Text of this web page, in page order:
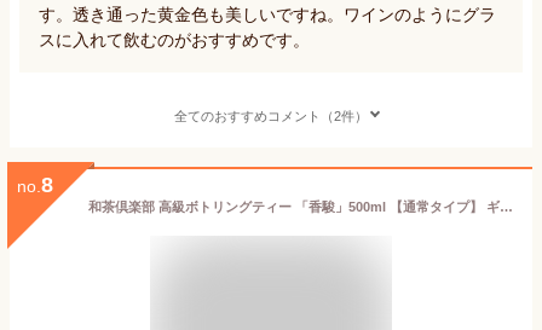
す。透き通った黄金色も美しいですね。ワインのようにグラ
スに入れて飲むのがおすすめです。
全てのおすすめコメント（2件）
no. 8
和茶倶楽部 高級ボトリングティー 「香駿」500ml 【通常タイプ】 ギフト 静岡県産 日本茶 お祝い お礼 退職 異動 御中元